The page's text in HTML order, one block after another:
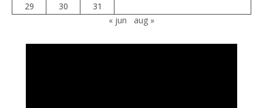
29
30
31
« jun
aug »